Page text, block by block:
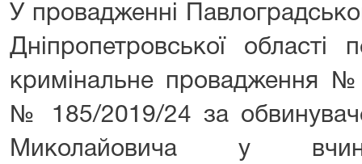
У провадженні
Дніпропетровської області
кримінальне провадження
№ 185/2019/24 за
Миколайовича у